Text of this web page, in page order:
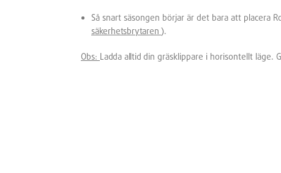
Så snart säsongen börjar är det bara att placera
säkerhetsbrytaren).
Obs: Ladda alltiddin gräsklippare i horisontellt läge.